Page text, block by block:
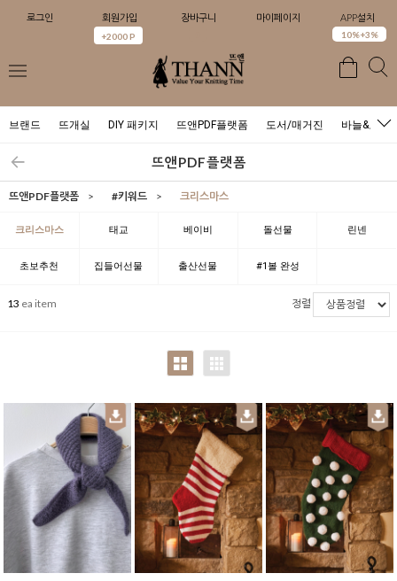
로그인 회원가입
+2000 P
장바구니 마이페이지 APP설치
10%+3%
브랜드 뜨개실 DIY 패키지 뜨앤PDF플랫폼 도서/매거진 바늘&도구
뜨앤PDF플랫폼
뜨앤PDF플랫폼 > #키워드 > 크리스마스
크리스마스 태교 베이비 돌선물 린넨
초보추천 집들어선물 출산선물 #1볼 완성
13 ea item 정렬